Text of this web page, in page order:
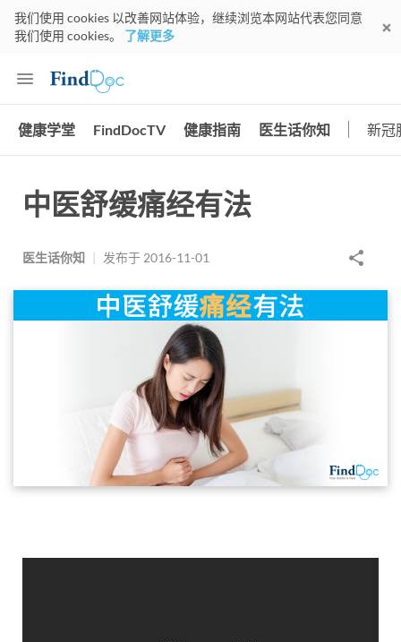
我们使用 cookies 以改善网站体验，继续浏览本网站代表您同意
我们使用 cookies。 了解更多
健康学堂 FindDocTV 健康指南 医生话你知 新冠
中医舒缓痛经有法
医生话你知 | 发布于 2016-11-01